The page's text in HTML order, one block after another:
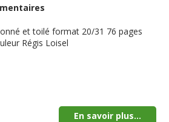
et toilé format 20/31 76 pages
Régis Loisel
En savoir plus...